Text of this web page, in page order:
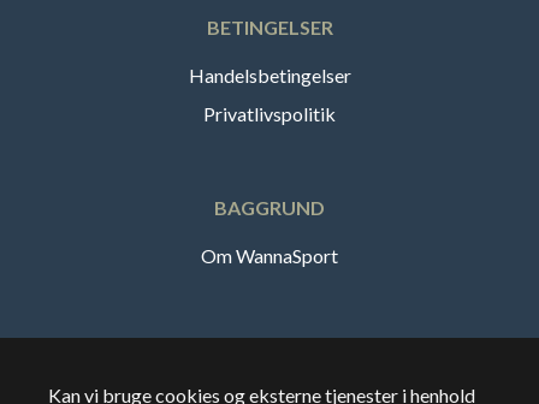
BETINGELSER
Handelsbetingelser
Privatlivspolitik
BAGGRUND
Om WannaSport
Kan vi bruge cookies og eksterne tjenester i henhold